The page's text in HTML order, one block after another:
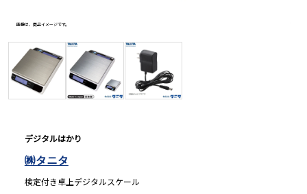
濃度・環境測定
色々な計測器
オプション
画像は、商品イメージです。
デジタルはかり
㈱タニタ
検定付き卓上デジタルスケール